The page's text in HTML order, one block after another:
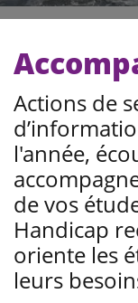
Actions de
l'année,
de vos
Handicap
oriente les
leurs